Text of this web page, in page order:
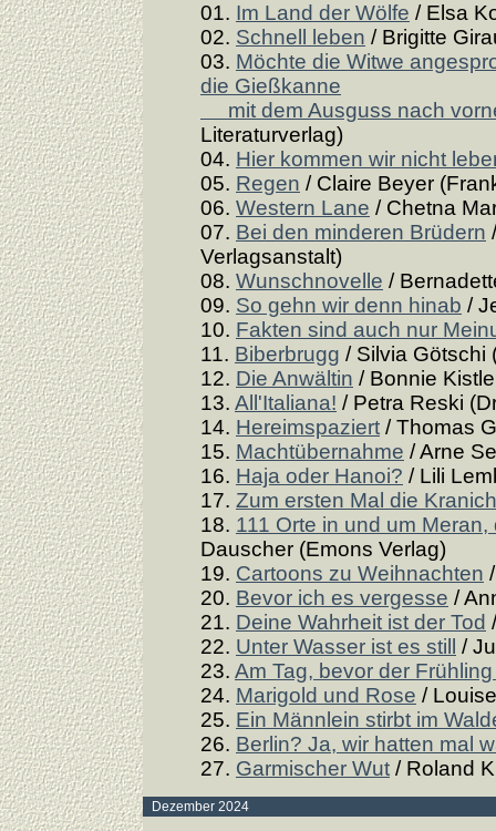
01. Im Land der Wölfe / Elsa
02. Schnell leben / Brigitte
03. Möchte die Witwe
die Gießkanne
mit dem Ausguss nach
Literaturverlag)
04. Hier kommen wir nicht
05. Regen / Claire Beyer
06. Western Lane / Chetna
07. Bei den minderen Brüdern
Verlagsanstalt)
08. Wunschnovelle /
09. So gehn wir denn hinab /
10. Fakten sind auch nur
11. Biberbrugg / Silvia Götschi
12. Die Anwältin / Bonnie
13. All'Italiana! / Petra Reski
14. Hereimspaziert / Thomas
15. Machtübernahme / Arne
16. Haja oder Hanoi? / Lili
17. Zum ersten Mal die
18. 111 Orte in und um
Dauscher (Emons Verlag)
19. Cartoons zu Weihnachten
20. Bevor ich es vergesse /
21. Deine Wahrheit ist der Tod
22. Unter Wasser ist es still
/
23. Am Tag, bevor der
24. Marigold und Rose /
25. Ein Männlein stirbt im
26. Berlin? Ja, wir hatten mal
27. Garmischer Wut / Roland
Dezember 2024